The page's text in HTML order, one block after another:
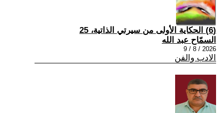
(6) الحكاية الأولى من سيرتي الذاتية، 25
السمّاح عبد الله
2026 / 8 / 9
الادب والفن